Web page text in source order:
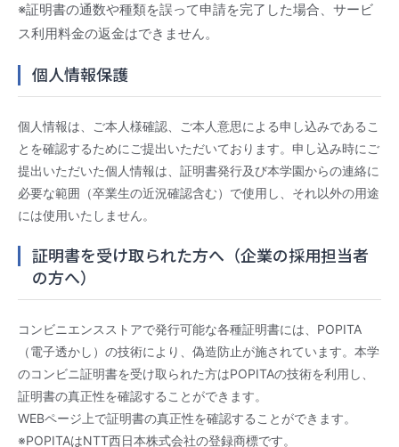
※証明書の通数や種類を誤って申請を完了した場合、サービ
ス利用料金の返金はできません。
個人情報保護
個人情報は、ご本人様確認、ご本人意思による申し込みであるこ
とを確認するためにご提出いただいております。申し込み時にご
提出いただいた個人情報は、証明書発行及び本学園からの連絡に
必要な範囲（卒業生の近況確認含む）で使用し、それ以外の用途
には使用いたしません。
証明書を受け取られた方へ（企業の採用担当者
の方へ）
コンビニエンスストアで発行可能な各種証明書には、POPITA
（電子透かし）の技術により、偽造防止が施されています。本学
のコンビニ証明書を受け取られた方はPOPITAの技術を利用し、
証明書の真正性を確認することができます。
WEBページ上で証明書の真正性を確認することができます。
※POPITAはNTT西日本株式会社の登録商標です。